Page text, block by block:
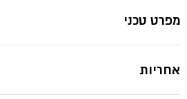
מפרט טכני
אחריות